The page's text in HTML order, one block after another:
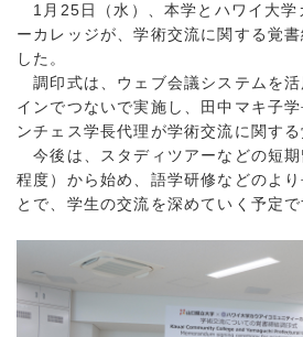
1月25日（水）、本学とハワイ大学
ーカレッジが、学術交流に関する覚
した。
調印式は、ウェブ会議システムを活
インでつないで実施し、田中マキ子
ンチェス学長代理が学術交流に関す
今後は、スタディツアーなどの短
程度）から始め、語学研修などのよ
とで、学生の交流を深めていく予定で